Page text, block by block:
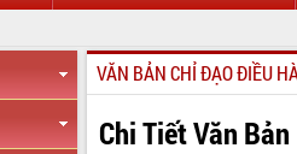
VĂN BẢN CHỈ ĐẠO ĐIỀU
Chi Tiết Văn Bản